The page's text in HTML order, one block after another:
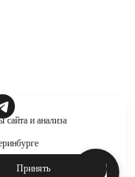
и анализа
Принять